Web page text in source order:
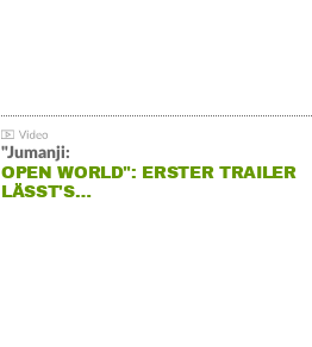
"Jumanji:
OPEN WORLD": ERSTER TRAILER
LÄSST'S…